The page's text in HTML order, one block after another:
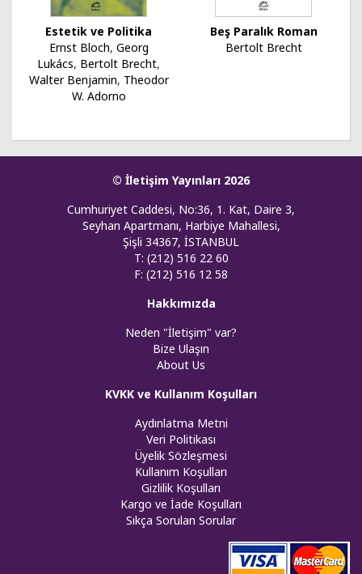
Estetik ve Politika
Ernst Bloch, Georg
Lukács, Bertolt Brecht,
Walter Benjamin, Theodor
W. Adorno
Beş Paralık Roman
Bertolt Brecht
© İletişim Yayınları 2026
Cumhuriyet Caddesi, No:36, 1. Kat, Daire 3,
Seyhan Apartmanı, Harbiye Mahallesi,
Şişli 34367, İSTANBUL
T: (212) 516 22 60
F: (212) 516 12 58
Hakkımızda
Neden "İletişim" var?
Bize Ulaşın
About Us
KVKK ve Kullanım Koşulları
Aydınlatma Metni
Veri Politikası
Üyelik Sözleşmesi
Kullanım Koşulları
Gizlilik Koşulları
Kargo ve İade Koşulları
Sıkça Sorulan Sorular